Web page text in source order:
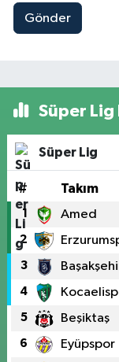
Gönder
Süper Lig
Süper Lig
# Takım
1 Amed
2
3
4
5 Beşiktaş
6 Eyüpspor